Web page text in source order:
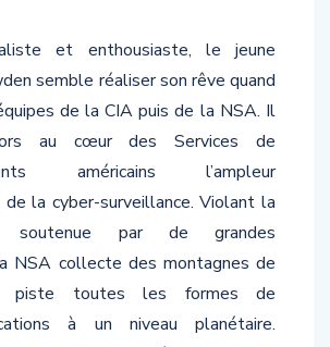
semble réaliser son rêve quand
de la CIA puis de la NSA. Il
au cœur des Services de
américains l’ampleur
de la cyber-surveillance. Violant la
soutenue par de grandes
NSA collecte des montagnes de
piste toutes les formes de
à un niveau planétaire.
intrusion systématique dans